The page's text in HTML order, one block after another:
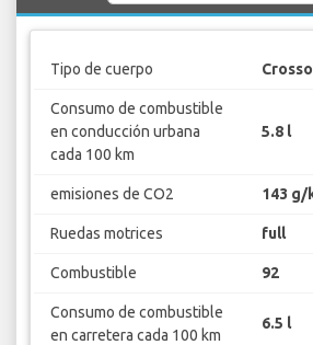
Tipo de cuerpo
Consumo de combustible
en conducción urbana
cada 100 km
5.8 l
emisiones de CO2 143 g/
Ruedas motrices full
Combustible 92
Consumo de combustible
en carretera cada 100 km
6.5 l